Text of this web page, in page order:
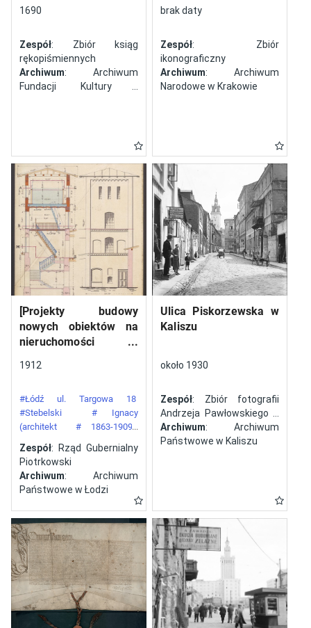
1690
Zespół: Zbiór ksiąg
rękopiśmiennych
Archiwum: Archiwum
Fundacji Kultury i
brak daty
Zespół: Zbiór
ikonograficzny
Archiwum: Archiwum
Narodowe w Krakowie
[Projekty budowy
nowych obiektów na
nieruchomości
numerem 34 przy ulicy
Łodzi]
1912
#Łódź ul. Targowa 18
#Stebelski
# Ignacy
(architekt
# 1863-1909)
Zespół: Rząd Gubernialny
Piotrkowski
Archiwum: Archiwum
Państwowe w Łodzi
Ulica Piskorzewska w
Kaliszu
około 1930
Zespół: Zbiór fotografii
Andrzeja Pawłowskiego z
Kalisza
Archiwum: Archiwum
Państwowe w Kaliszu